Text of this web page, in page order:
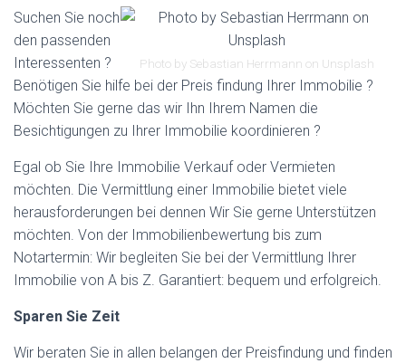
Photo by Sebastian Herrmann on Unsplash
Suchen Sie noch
den passenden
Interessenten ?
Benötigen Sie hilfe bei der Preis findung Ihrer Immobilie ?
Möchten Sie gerne das wir Ihn Ihrem Namen die
Besichtigungen zu Ihrer Immobilie koordinieren ?
Egal ob Sie Ihre Immobilie Verkauf oder Vermieten
möchten. Die Vermittlung einer Immobilie bietet viele
herausforderungen bei dennen Wir Sie gerne Unterstützen
möchten. Von der Immobilienbewertung bis zum
Notartermin: Wir begleiten Sie bei der Vermittlung Ihrer
Immobilie von A bis Z. Garantiert: bequem und erfolgreich.
Sparen Sie Zeit
Wir beraten Sie in allen belangen der Preisfindung und finden